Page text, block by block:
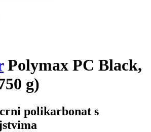
Polymax PC Black,
g)
polikarbonat s